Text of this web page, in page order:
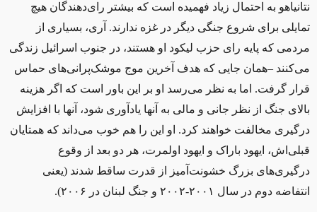
نتانیاهو به احتمال زیاد فهمیده است که بیشتر رای‌دهندگان هیچ
تمایلی برای شروع جنگی دیگر در غزه ندارند. آری، بسیاری از
مردمی که پایه رای حزب لیکود او هستند، در جنوب اسرائیل زندگی
می‌کنند –همان جایی که هدف آخرین موج موشک‌پرانی‌های حماس
قرار گرفت. اما به نظر می‌رسد او بر این باور است که اگر هزینه
بالای جنگ از نظر جانی و مالی به آنها یادآوری شود، آنها با افزایش
درگیری مخالفت خواهند کرد. او این را هم خوب می‌داند که همتایان
قبلی‌اش، ایهود باراک و ایهود اولمرت، هر دو بعد از وقوع
درگیری‌های بزرگ خشونت‌آمیز از قدرت ساقط شدند (یعنی
انتفاضه دوم در سال ۲۰۰۱-۲۰۰۲ و جنگ لبنان در ۲۰۰۶).